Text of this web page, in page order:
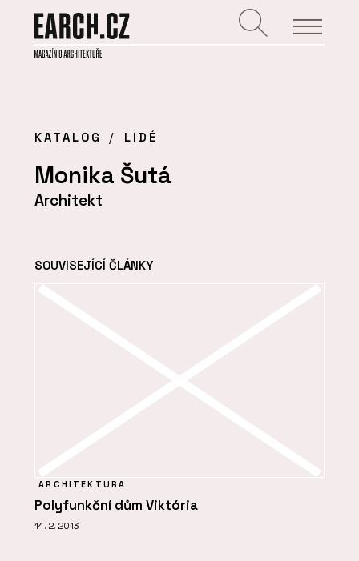
KATALOG LIDÉ
Monika Šutá
Architekt
SOUVISEJÍCÍ ČLÁNKY
ARCHITEKTURA
Polyfunkční dům Viktória
14. 2. 2013